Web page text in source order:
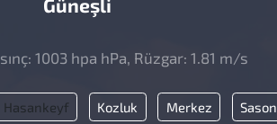
Güneşli
1003 hpa hPa, Rüzgar: 1.81 m/s
Hasankeyf Kozluk Merkez Sason